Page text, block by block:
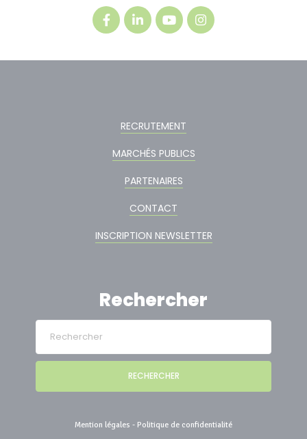
RECRUTEMENT
MARCHÉS PUBLICS
PARTENAIRES
CONTACT
INSCRIPTION NEWSLETTER
Rechercher
RECHERCHER
Mention légales - Politique de confidentialité